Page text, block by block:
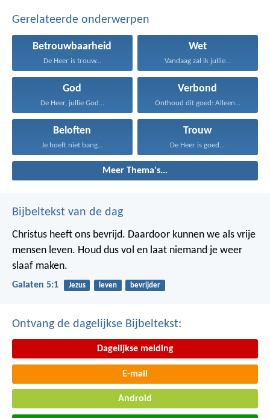
Gerelateerde onderwerpen
Betrouwbaarheid
De Heer is trouw...
Wet
Vandaag zal ik jullie...
God
De Heer, jullie God...
Verbond
Onthoud dit goed: Alleen...
Beloften
Je hoeft niet bang...
Trouw
De Heer is goed...
Meer Thema's...
Bijbeltekst van de dag
Christus heeft ons bevrijd. Daardoor kunnen we als vrije
mensen leven. Houd dus vol en laat niemand je weer
slaaf maken.
Galaten 5:1 Jezus leven bevrijder
Ontvang de dagelijkse Bijbeltekst:
Dagelijkse melding
E-mail
Android